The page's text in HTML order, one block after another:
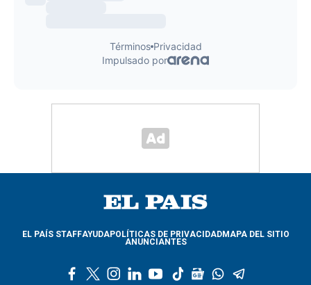
EL PAÍS STAFFAYUDAPOLÍTICAS DE PRIVACIDADMAPA DEL SITIO
ANUNCIANTES
l
y
t
g
w